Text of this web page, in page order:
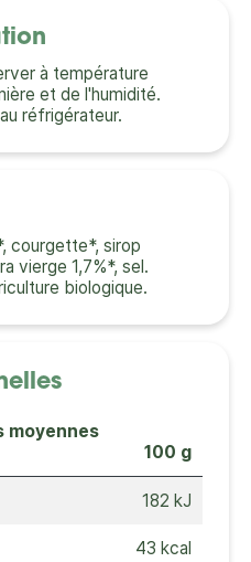
à température
et de l'humidité.
réfrigérateur.
courgette*, sirop
vierge 1,7%*, sel.
biologique.
moyennes
100 g
182 kJ
43 kcal